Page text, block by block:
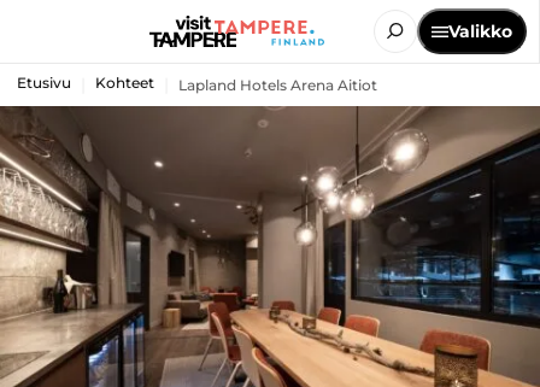
Valikko
Etusivu Kohteet Lapland Hotels Arena Aitiot